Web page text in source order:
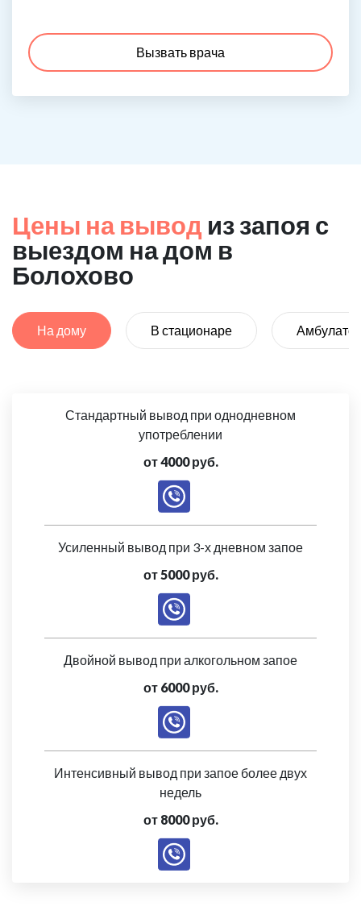
Вызвать врача
Цены на вывод из запоя с
выездом на дом в
Болохово
На дому В стационаре
Стандартный вывод при однодневном
употреблении
от 4000 руб.
Усиленный вывод при 3-х дневном запое
от 5000 руб.
Двойной вывод при алкогольном запое
от 6000 руб.
Интенсивный вывод при запое более двух
недель
от 8000 руб.